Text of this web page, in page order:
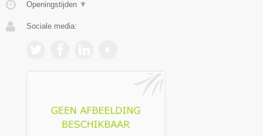
Openingstijden ▼
Sociale media: